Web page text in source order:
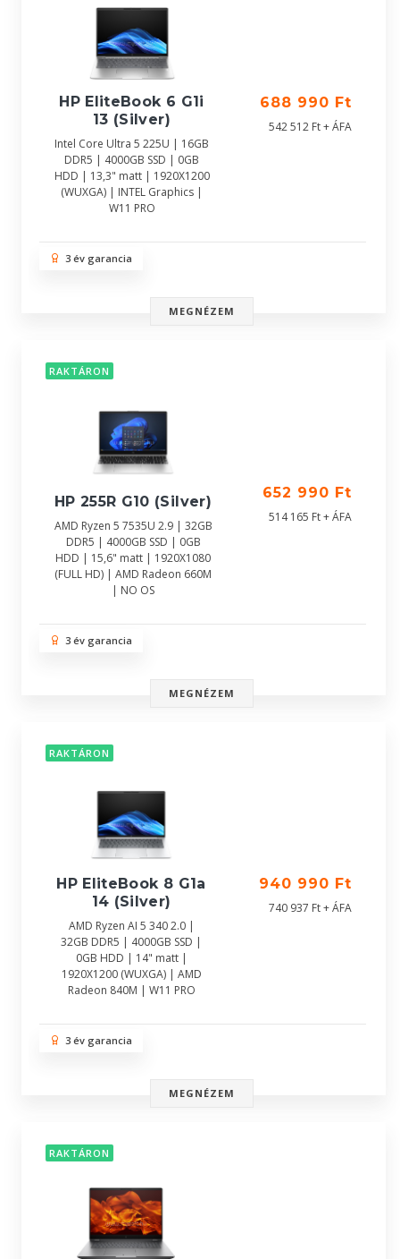
HP EliteBook 6 G1i
13 (Silver)
Intel Core Ultra 5 225U | 16GB
DDR5 | 4000GB SSD | 0GB
HDD | 13,3" matt | 1920X1200
(WUXGA) | INTEL Graphics |
W11 PRO
688 990 Ft
542 512 Ft + ÁFA
3 év garancia
MEGNÉZEM
RAKTÁRON
HP 255R G10 (Silver)
AMD Ryzen 5 7535U 2.9 | 32GB
DDR5 | 4000GB SSD | 0GB
HDD | 15,6" matt | 1920X1080
(FULL HD) | AMD Radeon 660M
| NO OS
652 990 Ft
514 165 Ft + ÁFA
3 év garancia
MEGNÉZEM
RAKTÁRON
HP EliteBook 8 G1a
14 (Silver)
AMD Ryzen AI 5 340 2.0 |
32GB DDR5 | 4000GB SSD |
0GB HDD | 14" matt |
1920X1200 (WUXGA) | AMD
Radeon 840M | W11 PRO
940 990 Ft
740 937 Ft + ÁFA
3 év garancia
MEGNÉZEM
RAKTÁRON